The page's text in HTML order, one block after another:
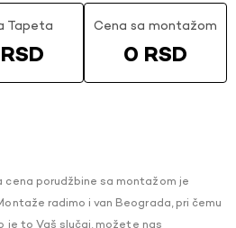
Tapeta Cena sa montažom
0 RSD
cena porudžbine sa montažom je
radimo i van Beograda, pri čemu
je to Vaš slučaj, možete nas